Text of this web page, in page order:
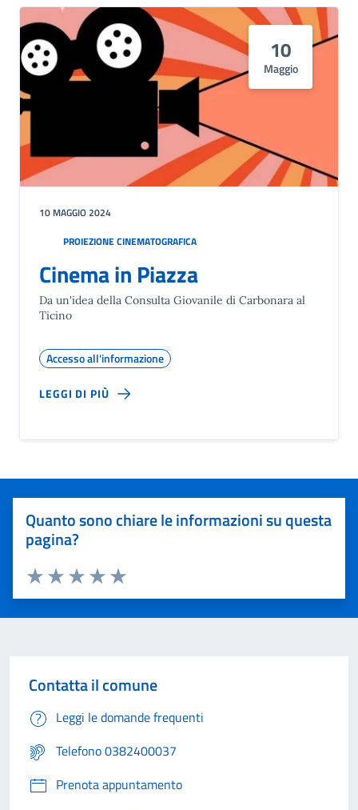
10
Maggio
10 MAGGIO 2024
PROIEZIONE CINEMATOGRAFICA
Cinema in Piazza
Da un'idea della Consulta Giovanile di Carbonara al
Ticino
Accesso all'informazione
LEGGI DI PIÙ
Quanto sono chiare le informazioni su questa
pagina?
Valuta 5 stelle su 5
Valuta 4 stelle su 5
Valuta 3 stelle su 5
Valuta 2 stelle su 5
Valuta 1 stelle su 5
Contatta il comune
Leggi le domande frequenti
Telefono 0382400037
Prenota appuntamento